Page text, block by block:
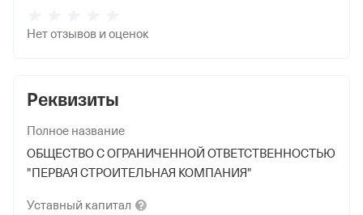
Реквизиты
Полное название
ОБЩЕСТВО С ОГРАНИЧЕННОЙ ОТВЕТСТВЕННОСТЬЮ
"ПЕРВАЯ СТРОИТЕЛЬНАЯ КОМПАНИЯ"
Уставный капитал
Нет отзывов и оценок